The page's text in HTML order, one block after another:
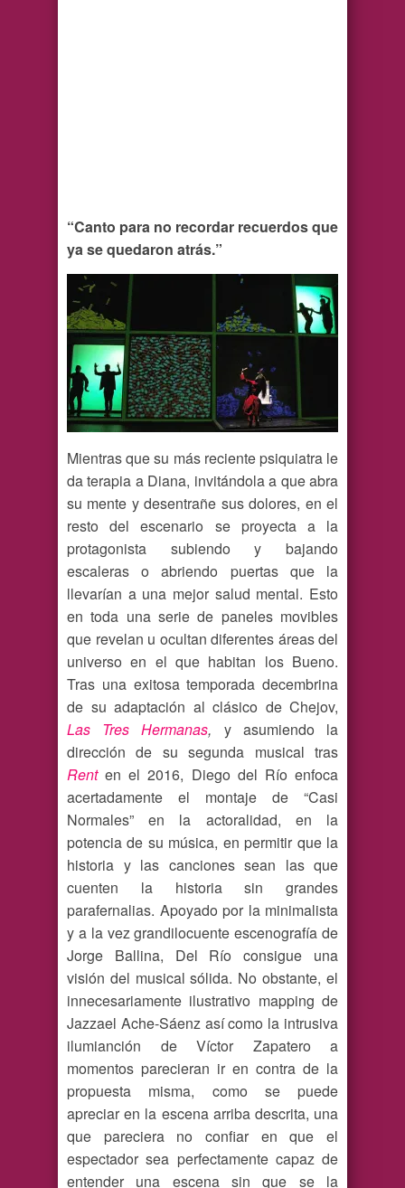
“Canto para no recordar recuerdos que
ya se quedaron atrás.”
Mientras que su más reciente psiquiatra le
da terapia a Diana, invitándola a que abra
su mente y desentrañe sus dolores, en el
resto del escenario se proyecta a la
protagonista subiendo y bajando
escaleras o abriendo puertas que la
llevarían a una mejor salud mental. Esto
en toda una serie de paneles movibles
que revelan u ocultan diferentes áreas del
universo en el que habitan los Bueno.
Tras una exitosa temporada decembrina
de su adaptación al clásico de Chejov,
Las Tres Hermanas, y asumiendo la
dirección de su segunda musical tras
Renten el 2016, Diego del Río enfoca
acertadamente el montaje de “Casi
Normales” en la actoralidad, en la
potencia de su música, en permitir que la
historia y las canciones sean las que
cuenten la historia sin grandes
parafernalias. Apoyado por la minimalista
y a la vez grandilocuente escenografía de
Jorge Ballina, Del Río consigue una
visión del musical sólida. No obstante, el
innecesariamente ilustrativo mapping de
Jazzael Ache-Sáenz así como la intrusiva
ilumianción de Víctor Zapatero a
momentos parecieran ir en contra de la
propuesta misma, como se puede
apreciar en la escena arriba descrita, una
que pareciera no confiar en que el
espectador sea perfectamente capaz de
entender una escena sin que se la